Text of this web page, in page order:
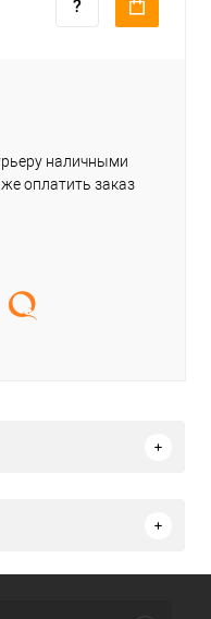
наличными
оплатить заказ